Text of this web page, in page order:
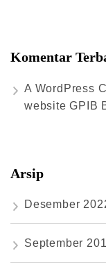
Komentar
A WordPress
website GPIB
Arsip
Desember
September